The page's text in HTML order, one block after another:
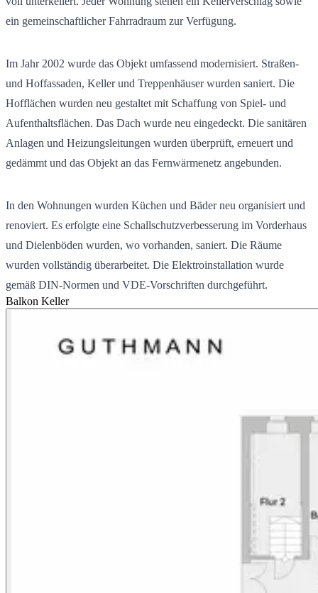
ein gemeinschaftlicher Fahrradraum zur Verfügung.
Im Jahr 2002 wurde das Objekt umfassend modernisiert. Straßen-
und Hoffassaden, Keller und Treppenhäuser wurden saniert. Die
Hofflächen wurden neu gestaltet mit Schaffung von Spiel- und
Aufenthaltsflächen. Das Dach wurde neu eingedeckt. Die sanitären
Anlagen und Heizungsleitungen wurden überprüft, erneuert und
gedämmt und das Objekt an das Fernwärmenetz angebunden.
In den Wohnungen wurden Küchen und Bäder neu organisiert und
renoviert. Es erfolgte eine Schallschutzverbesserung im Vorderhaus
und Dielenböden wurden, wo vorhanden, saniert. Die Räume
wurden vollständig überarbeitet. Die Elektroinstallation wurde
gemäß DIN-Normen und VDE-Vorschriften durchgeführt.
Balkon Keller